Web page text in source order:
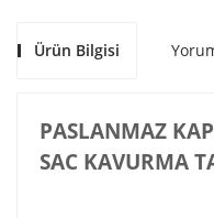
Ürün Bilgisi
PASLANMAZ
SAC KAVURMA